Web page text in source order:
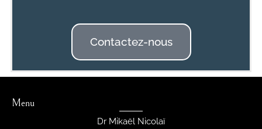
Contactez-nous
Menu
Dr Mikaël Nicolaï